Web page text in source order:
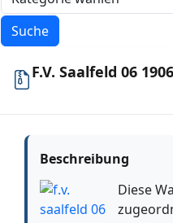
F.V. Saalfeld 06
Beschreibung
Diese